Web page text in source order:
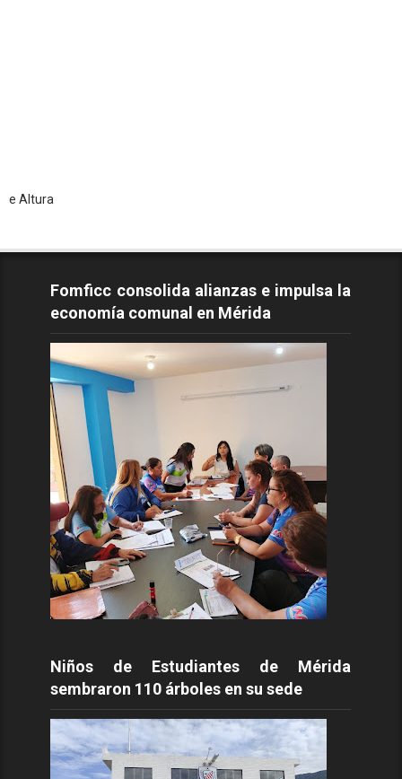
Fomficc consolida alianzas e impulsa la
economía comunal en Mérida
Niños de Estudiantes de Mérida
sembraron 110 árboles en su sede